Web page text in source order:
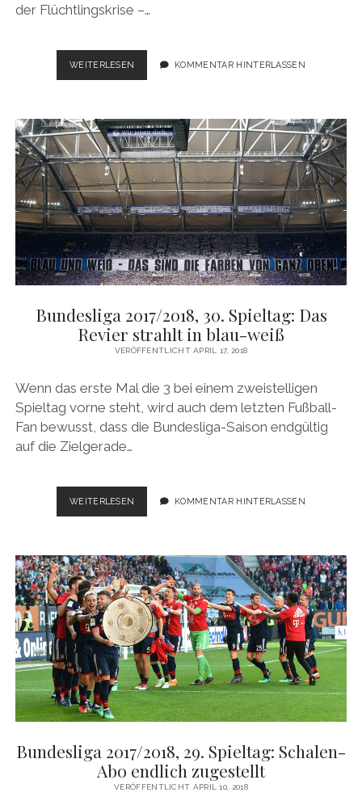
der Flüchtlingskrise –…
WEITERLESEN
BUNDESLIGA
2017/2018,
QUASI
IM
VORBEIGEHEN
NACH
OBEN
KOMMENTAR HINTERLASSEN
Bundesliga 2017/2018, 30. Spieltag: Das
Revier strahlt in blau-weiß
VERÖFFENTLICHT APRIL 17, 2018
Wenn das erste Mal die 3 bei einem zweistelligen
Spieltag vorne steht, wird auch dem letzten Fußball-
Fan bewusst, dass die Bundesliga-Saison endgültig
auf die Zielgerade…
WEITERLESEN
BUNDESLIGA
2017/2018,
DAS
REVIER
STRAHLT
IN
BLAU-
WEISS
KOMMENTAR HINTERLASSEN
Bundesliga 2017/2018, 29. Spieltag: Schalen-
Abo endlich zugestellt
VERÖFFENTLICHT APRIL 10, 2018